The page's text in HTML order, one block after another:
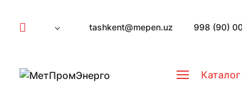
tashkent@mepen.uz 998 (90)
Каталог